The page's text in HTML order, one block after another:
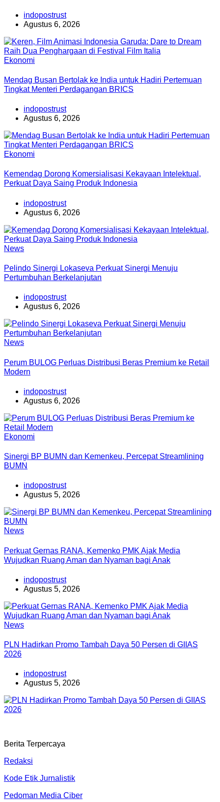
indopostrust
Agustus 6, 2026
Ekonomi
Mendag Busan Bertolak ke India untuk Hadiri Pertemuan
Tingkat Menteri Perdagangan BRICS
indopostrust
Agustus 6, 2026
Ekonomi
Kemendag Dorong Komersialisasi Kekayaan Intelektual,
Perkuat Daya Saing Produk Indonesia
indopostrust
Agustus 6, 2026
News
Pelindo Sinergi Lokaseva Perkuat Sinergi Menuju
Pertumbuhan Berkelanjutan
indopostrust
Agustus 6, 2026
News
Perum BULOG Perluas Distribusi Beras Premium ke Retail
Modern
indopostrust
Agustus 6, 2026
Ekonomi
Sinergi BP BUMN dan Kemenkeu, Percepat Streamlining
BUMN
indopostrust
Agustus 5, 2026
News
Perkuat Gernas RANA, Kemenko PMK Ajak Media
Wujudkan Ruang Aman dan Nyaman bagi Anak
indopostrust
Agustus 5, 2026
News
PLN Hadirkan Promo Tambah Daya 50 Persen di GIIAS
2026
indopostrust
Agustus 5, 2026
Berita Terpercaya
Redaksi
Kode Etik Jurnalistik
Pedoman Media Ciber